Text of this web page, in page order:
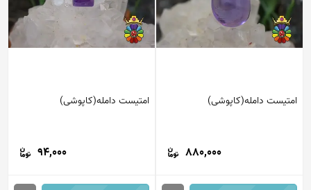
امتیست دامله(کاپوشی)
880,000
امتیست دامله(کاپوشی)
94,000